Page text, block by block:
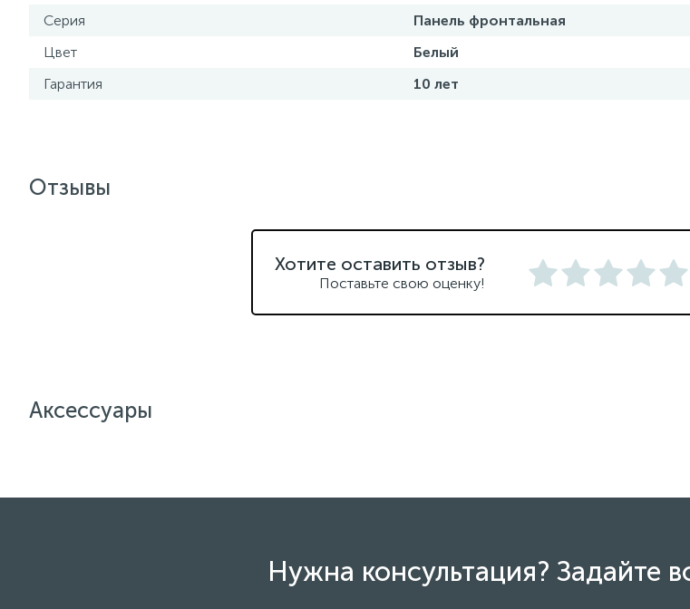
Серия
Панель фронтальная
Цвет
Белый
Гарантия
10 лет
Отзывы
Хотите оставить отзыв?
Поставьте свою оценку!
Аксессуары
Нужна консультация? Задайте